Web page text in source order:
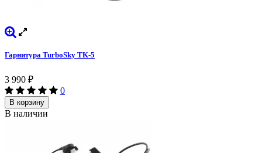
Гарнитура TurboSky TK-5
3 990 ₽
0
В корзину
В наличии